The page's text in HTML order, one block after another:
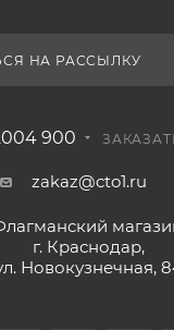
НА РАССЫЛКУ
900
zakaz@cto1.ru
г. Краснодар,
Новокузнечная,